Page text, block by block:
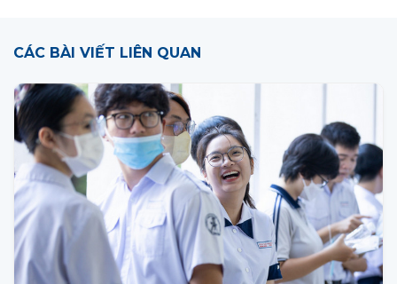
CÁC BÀI VIẾT LIÊN QUAN